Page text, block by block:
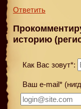
Ответить
историю
Как Вас зовут*:
Ваш e-mail*